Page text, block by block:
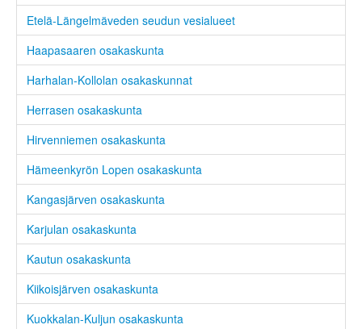
Etelä-Längelmäveden seudun vesialueet
Haapasaaren osakaskunta
Harhalan-Kollolan osakaskunnat
Herrasen osakaskunta
Hirvenniemen osakaskunta
Hämeenkyrön Lopen osakaskunta
Kangasjärven osakaskunta
Karjulan osakaskunta
Kautun osakaskunta
Kiikoisjärven osakaskunta
Kuokkalan-Kuljun osakaskunta